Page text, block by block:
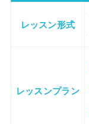
レッスン形式
レッスンプラン